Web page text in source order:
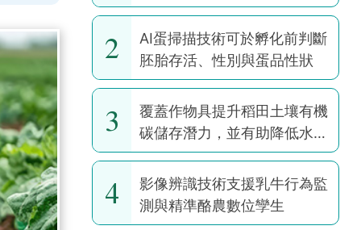
權
2
AI蛋掃描技術可於孵化前判斷
胚胎存活、性別與蛋品性狀
3
覆蓋作物具提升稻田土壤有機
碳儲存潛力，並有助降低水稻
耕作全球暖化潛勢
4
影像辨識技術支援乳牛行為監
測與精準酪農數位孿生